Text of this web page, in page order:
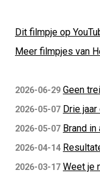
Dit filmpje op
Meer filmpjes van
2026-06-29 Geen
2026-05-07 Drie
2026-05-07 Brand
2026-04-14
2026-03-17 Weet je